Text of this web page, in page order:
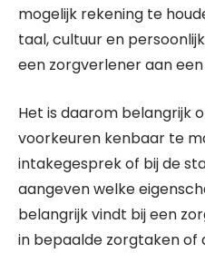
mogelijk rekening te
taal, cultuur en
een zorgverlener aan
Het is daarom belangrijk
voorkeuren kenbaar te
intakegesprek of bij de
aangeven welke
belangrijk vindt bij een
in bepaalde zorgtaken